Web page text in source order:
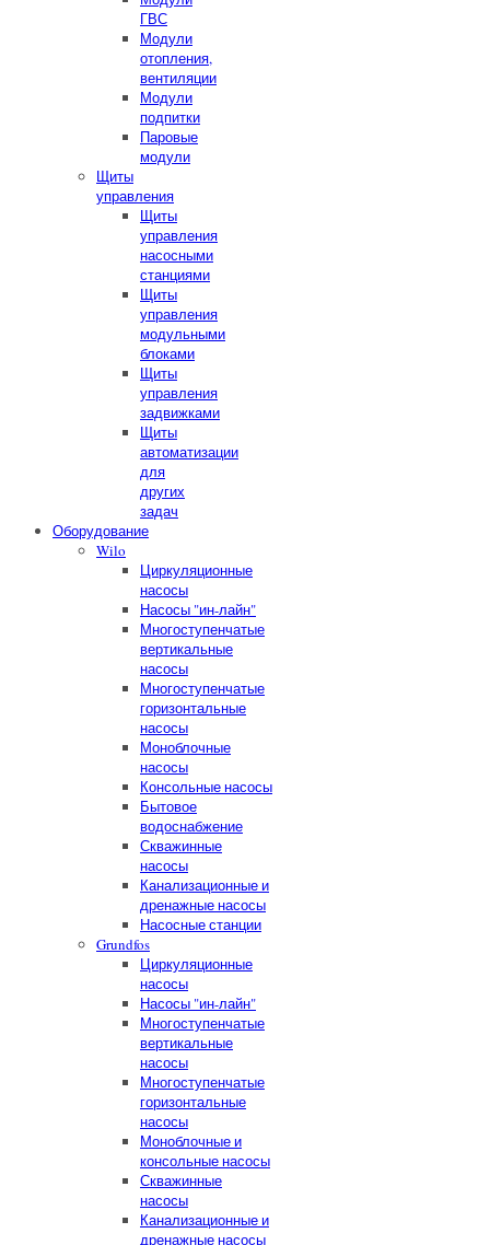
ГВС
Модули
отопления,
вентиляции
Модули
подпитки
Паровые
модули
Щиты
управления
Щиты
управления
насосными
станциями
Щиты
управления
модульными
блоками
Щиты
управления
задвижками
Щиты
автоматизации
для
других
задач
Оборудование
Wilo
Циркуляционные
насосы
Насосы "ин-лайн"
Многоступенчатые
вертикальные
насосы
Многоступенчатые
горизонтальные
насосы
Моноблочные
насосы
Консольные насосы
Бытовое
водоснабжение
Скважинные
насосы
Канализационные и
дренажные насосы
Насосные станции
Grundfos
Циркуляционные
насосы
Насосы "ин-лайн"
Многоступенчатые
вертикальные
насосы
Многоступенчатые
горизонтальные
насосы
Моноблочные и
консольные насосы
Скважинные
насосы
Канализационные и
дренажные насосы